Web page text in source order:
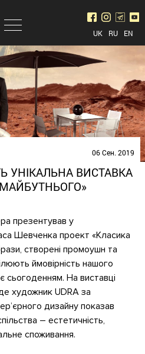
UK RU EN
06 Сен. 2019
УНІКАЛЬНА ВИСТАВКА
презентував у
Шевченка проект «Класика
створені промоушн та
ймовірність нашого
сьогоденням. На виставці
художник UDRA за
дизайну показав
– естетичність,
споживання.